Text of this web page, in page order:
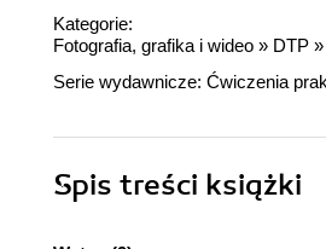
Kategorie:
Fotografia, grafika i wideo » DTP »
Serie wydawnicze: Ćwiczenia
Spis treści książki